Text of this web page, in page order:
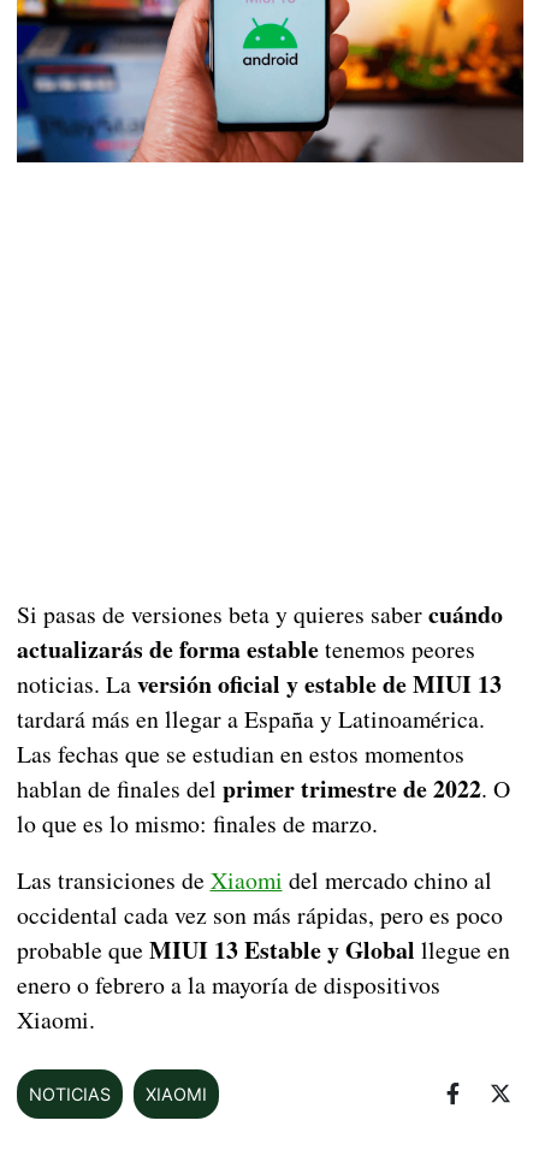
Si pasas de versiones beta y quieres sabercuándo
actualizarás de forma establetenemos peores
noticias. Laversión oficial y estable de MIUI 13
tardará más en llegar a España y Latinoamérica.
Las fechas que se estudian en estos momentos
hablan de finales del primer trimestre de 2022. O
lo que es lo mismo: finales de marzo.
Las transiciones de Xiaomi del mercado chino al
occidental cada vez son más rápidas, pero es poco
probable que MIUI 13 Estable y Global llegue en
enero o febrero a la mayoría de dispositivos
Xiaomi.
NOTICIAS XIAOMI